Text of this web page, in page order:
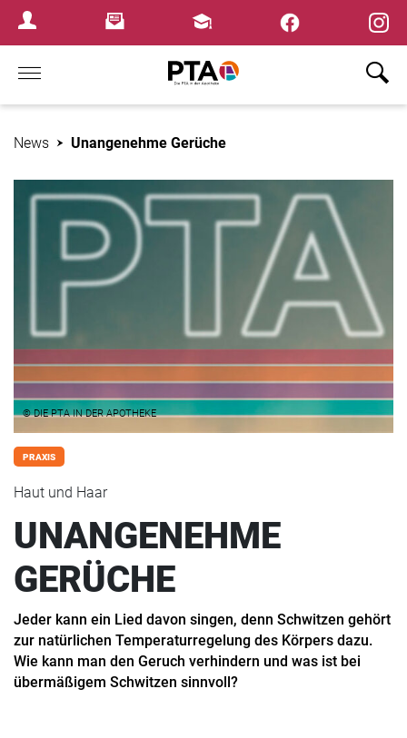
Login MenuNewsletterFortbildungen
Home
News Unangenehme Gerüche
© DIE PTA IN DER APOTHEKE
PRAXIS
Haut und Haar
UNANGENEHME
GERÜCHE
Jeder kann ein Lied davon singen, denn Schwitzen gehört
zur natürlichen Temperaturregelung des Körpers dazu.
Wie kann man den Geruch verhindern und was ist bei
übermäßigem Schwitzen sinnvoll?
×